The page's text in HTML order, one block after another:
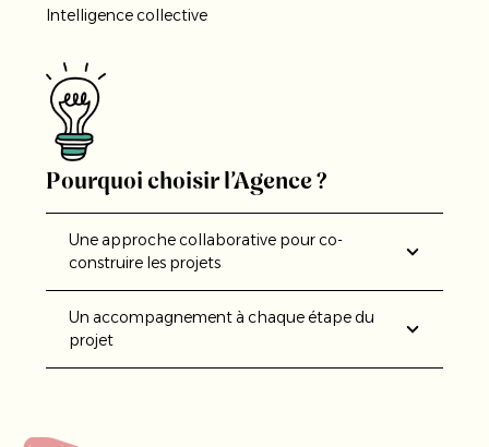
Intelligence collective
Pourquoi choisir l’Agence ?
Une approche collaborative pour co-
construire les projets
Un accompagnement à chaque étape du
projet